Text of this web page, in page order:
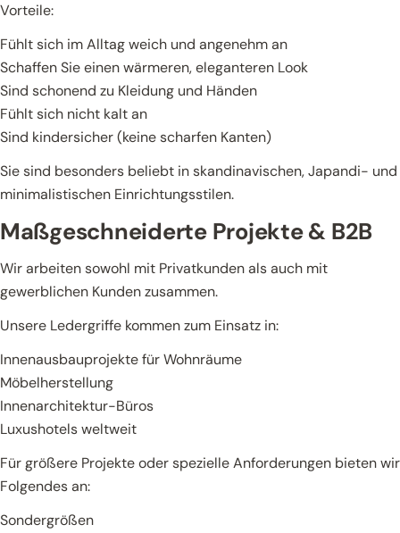
Vorteile:
Fühlt sich im Alltag weich und angenehm an
Schaffen Sie einen wärmeren, eleganteren Look
Sind schonend zu Kleidung und Händen
Fühlt sich nicht kalt an
Sind kindersicher (keine scharfen Kanten)
Sie sind besonders beliebt in skandinavischen, Japandi- und
minimalistischen Einrichtungsstilen.
Maßgeschneiderte Projekte & B2B
Wir arbeiten sowohl mit Privatkunden als auch mit
gewerblichen Kunden zusammen.
Unsere Ledergriffe kommen zum Einsatz in:
Innenausbauprojekte für Wohnräume
Möbelherstellung
Innenarchitektur-Büros
Luxushotels weltweit
Für größere Projekte oder spezielle Anforderungen bieten wir
Folgendes an:
Sondergrößen